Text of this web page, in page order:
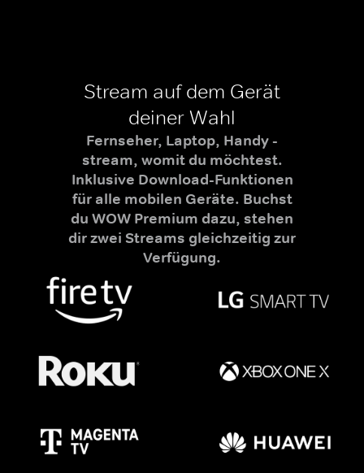
Stream auf dem Gerät
deiner Wahl
Fernseher, Laptop, Handy -
stream, womit du möchtest.
Inklusive Download-Funktionen
für alle mobilen Geräte. Buchst
du WOW Premium dazu, stehen
dir zwei Streams gleichzeitig zur
Verfügung.